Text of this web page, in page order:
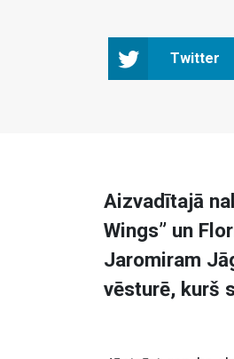
Twitter
Aizvadītajā
Wings” un
Jaromiram
vēsturē, kurš